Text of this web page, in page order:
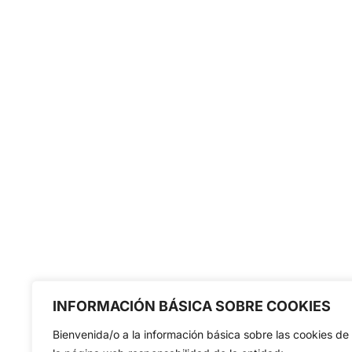
INFORMACIÓN BÁSICA SOBRE COOKIES
Bienvenida/o a la información básica sobre las cookies de